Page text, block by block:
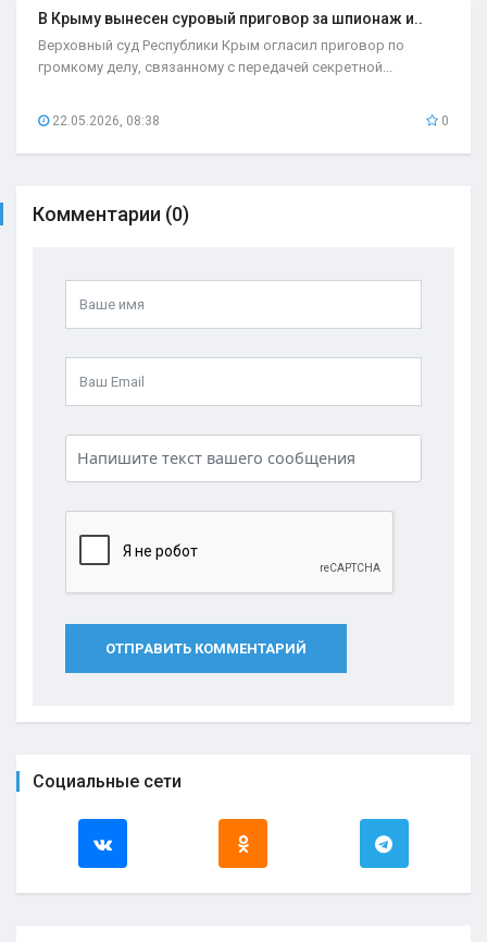
В Крыму вынесен суровый приговор за шпионаж и..
Верховный суд Республики Крым огласил приговор по
громкому делу, связанному с передачей секретной...
22.05.2026, 08:38 0
Комментарии (0)
ОТПРАВИТЬ КОММЕНТАРИЙ
Социальные сети